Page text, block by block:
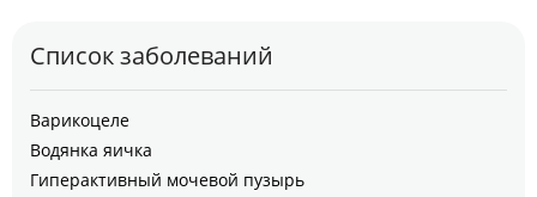
Список заболеваний
Варикоцеле
Водянка яичка
Гиперактивный мочевой пузырь